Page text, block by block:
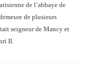
de l’abbaye de
de plusieurs
seigneur de Mancy et
II.